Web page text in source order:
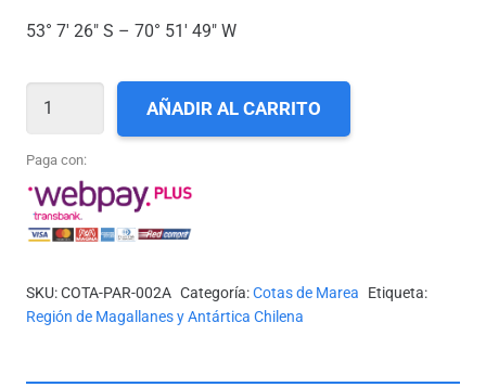
53° 7′ 26″ S – 70° 51′ 49″ W
COTA-
002A
(MUELLE
CAPITÁN
GUILLERMOS
PUNTA
AÑADIR AL CARRITO
Paga con:
SKU:COTA-PAR-002A Categoría:Cotas de Marea Etiqueta:
Región de Magallanes y Antártica Chilena